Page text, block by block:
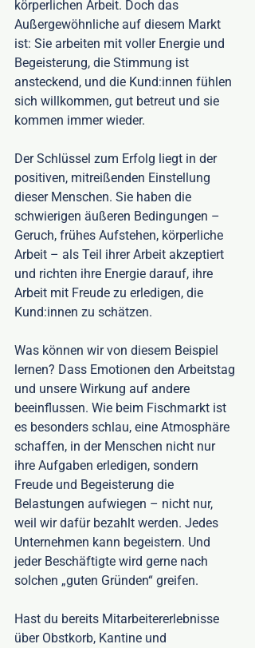
körperlichen Arbeit. Doch das
Außergewöhnliche auf diesem Markt
ist: Sie arbeiten mit voller Energie und
Begeisterung, die Stimmung ist
ansteckend, und die Kund:innen fühlen
sich willkommen, gut betreut und sie
kommen immer wieder.
Der Schlüssel zum Erfolg liegt in der
positiven, mitreißenden Einstellung
dieser Menschen. Sie haben die
schwierigen äußeren Bedingungen –
Geruch, frühes Aufstehen, körperliche
Arbeit – als Teil ihrer Arbeit akzeptiert
und richten ihre Energie darauf, ihre
Arbeit mit Freude zu erledigen, die
Kund:innen zu schätzen.
Was können wir von diesem Beispiel
lernen? Dass Emotionen den Arbeitstag
und unsere Wirkung auf andere
beeinflussen. Wie beim Fischmarkt ist
es besonders schlau, eine Atmosphäre
schaffen, in der Menschen nicht nur
ihre Aufgaben erledigen, sondern
Freude und Begeisterung die
Belastungen aufwiegen – nicht nur,
weil wir dafür bezahlt werden. Jedes
Unternehmen kann begeistern. Und
jeder Beschäftigte wird gerne nach
solchen „guten Gründen“ greifen.
Hast du bereits Mitarbeitererlebnisse
über Obstkorb, Kantine und